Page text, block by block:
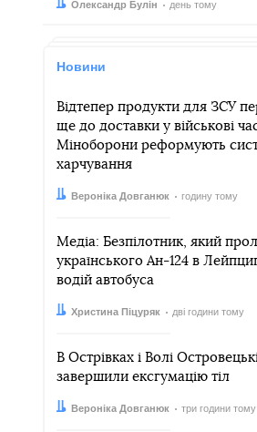
Автор:
Олександр Булін
Дата: день тому
Новини
Відтепер продукти для ЗСУ
ще до доставки у військові
Міноборони реформують
харчування
Автор:
Вероніка Довганюк
Дата: годину тому
Медіа: Безпілотник, який
українського Ан-124 в
водій автобуса
Автор:
Христина Піцуряк
Дата: дві години тому
В Острівках і Волі
завершили ексгумацію тіл
Автор:
Вероніка Довганюк
Дата: три години тому